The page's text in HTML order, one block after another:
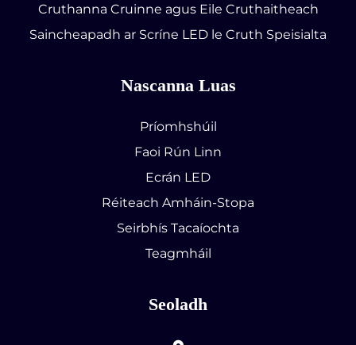
Cruthanna Cruinne agus Eile Cruthaitheach
Saincheapadh ar Scríne LED le Cruth Speisialta
Nascanna Luas
Príomhshúil
Faoi Rún Linn
Ecrán LED
Réiteach Amháin-Stopa
Seirbhís Tacaíochta
Teagmháil
Seoladh